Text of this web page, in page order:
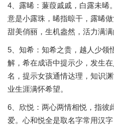
4、露晞：蒹葭戚戚，白露未晞
意是小露珠，晞指晾干，露晞
甜美俏丽，生机盎然，活力满满
5、知希：知希之贵，越人少领
解，希在成语中提示少，发生
名，提示女孩通情达理，知识
业生涯满怀希望。
6、欣悦：两心两情相悦，指彼
爱。心和悦全是取名字常用汉